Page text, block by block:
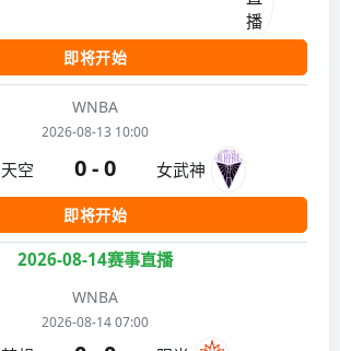
即将开始
WNBA
2026-08-13 10:00
天空 0 - 0 女武神
即将开始
2026-08-14赛事直播
WNBA
2026-08-14 07:00